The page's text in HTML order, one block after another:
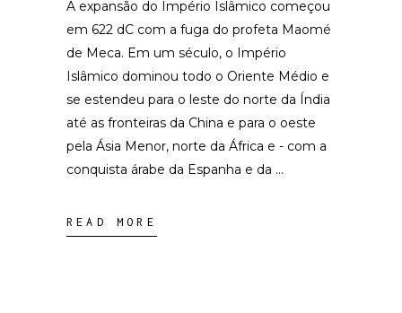
A expansão do Império Islâmico começou
em 622 dC com a fuga do profeta Maomé
de Meca. Em um século, o Império
Islâmico dominou todo o Oriente Médio e
se estendeu para o leste do norte da Índia
até as fronteiras da China e para o oeste
pela Ásia Menor, norte da África e - com a
conquista árabe da Espanha e da
READ MORE